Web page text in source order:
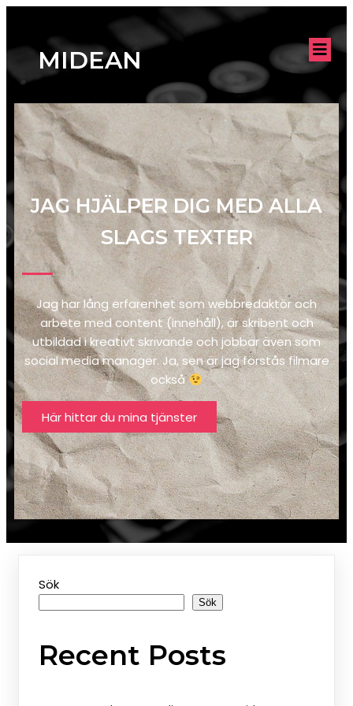
MIDEAN
JAG HJÄLPER DIG MED ALLA
SLAGS TEXTER
Jag har lång erfarenhet som webbredaktör och
arbete med content (innehåll), är skribent och
utbildad i kreativt skrivande och jobbar även som
social media manager. Ja, sen är jag förstås filmare
också
Här hittar du mina tjänster
Sök
Sök
Recent Posts